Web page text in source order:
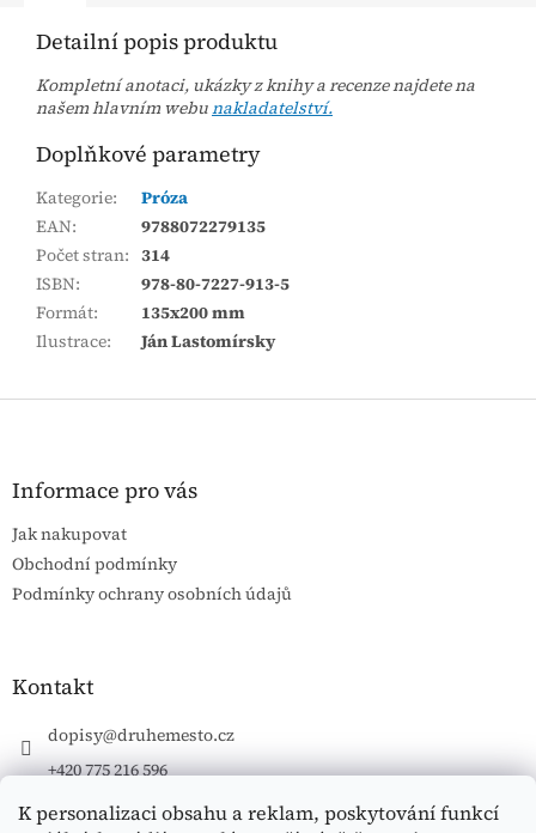
K personalizaci obsahu a reklam, poskytování funkcí
Detailní popis produktu
Kompletní anotaci, ukázky z knihy a recenze najdete na
našem hlavním webunakladatelství.
Doplňkové parametry
Kategorie:
Próza
EAN:
9788072279135
Počet stran: 314
ISBN:
978-80-7227-913-5
Formát:
135x200 mm
Ilustrace: Ján Lastomírsky
Z
Informace pro vás
Jak nakupovat
Obchodní podmínky
Podmínky ochrany osobních údajů
Kontakt
dopisy@druhemesto.cz
+420 775 216 596